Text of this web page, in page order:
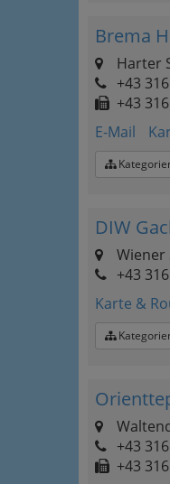
Brema
Harter
+43
+43
E-Mail
DIW
Wiener
+43
Karte &
+43
+43